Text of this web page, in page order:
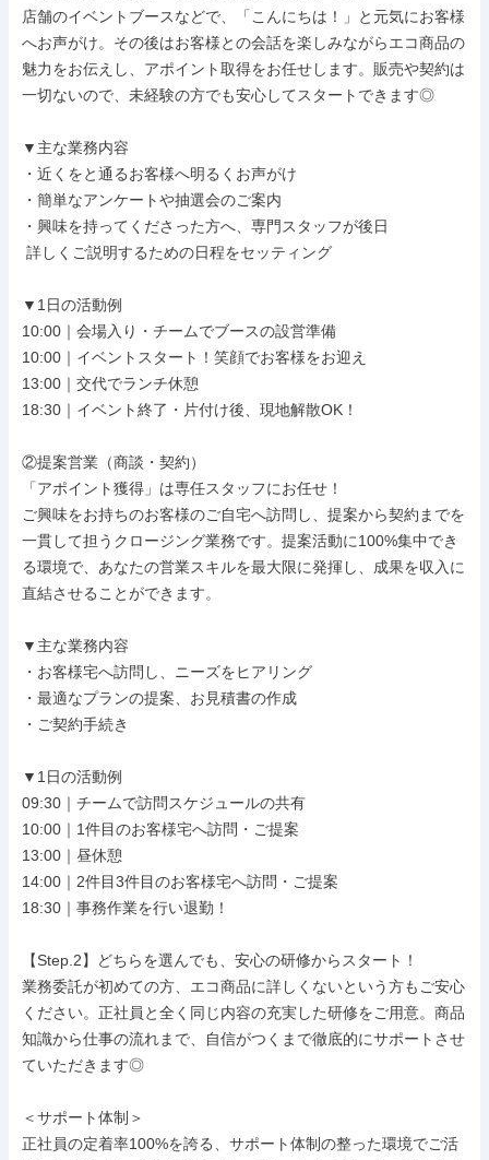
店舗のイベントブースなどで、「こんにちは！」と元気にお客様
へお声がけ。その後はお客様との会話を楽しみながらエコ商品の
魅力をお伝えし、アポイント取得をお任せします。販売や契約は
一切ないので、未経験の方でも安心してスタートできます◎
▼主な業務内容
・近くをと通るお客様へ明るくお声がけ
・簡単なアンケートや抽選会のご案内
・興味を持ってくださった方へ、専門スタッフが後日
▼1日の活動例
10:00｜会場入り・チームでブースの設営準備
10:00｜イベントスタート！笑顔でお客様をお迎え
13:00｜交代でランチ休憩
18:30｜イベント終了・片付け後、現地解散OK！
②提案営業（商談・契約）
「アポイント獲得」は専任スタッフにお任せ！
ご興味をお持ちのお客様のご自宅へ訪問し、提案から契約までを
一貫して担うクロージング業務です。提案活動に100%集中でき
る環境で、あなたの営業スキルを最大限に発揮し、成果を収入に
直結させることができます。
▼主な業務内容
・お客様宅へ訪問し、ニーズをヒアリング
・最適なプランの提案、お見積書の作成
・ご契約手続き
▼1日の活動例
09:30｜チームで訪問スケジュールの共有
10:00｜1件目のお客様宅へ訪問・ご提案
13:00｜昼休憩
14:00｜2件目3件目のお客様宅へ訪問・ご提案
18:30｜事務作業を行い退勤！
【Step.2】どちらを選んでも、安心の研修からスタート！
業務委託が初めての方、エコ商品に詳しくないという方もご安心
ください。正社員と全く同じ内容の充実した研修をご用意。商品
知識から仕事の流れまで、自信がつくまで徹底的にサポートさせ
ていただきます◎
＜サポート体制＞
正社員の定着率100%を誇る、サポート体制の整った環境でご活